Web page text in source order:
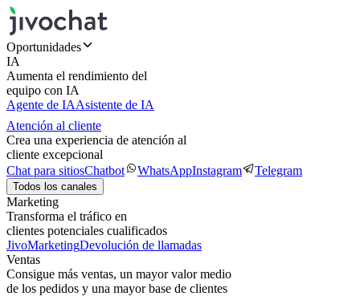
Oportunidades
IA
Aumenta el rendimiento del
equipo con IA
Agente de IAAsistente de IA
Atención al cliente
Crea una experiencia de atención al
cliente excepcional
Chat para sitiosChatbot WhatsAppInstagram Telegram
Todos los canales
Marketing
Transforma el tráfico en
clientes potenciales cualificados
JivoMarketingDevolución de llamadas
Ventas
Consigue más ventas, un mayor valor medio
de los pedidos y una mayor base de clientes